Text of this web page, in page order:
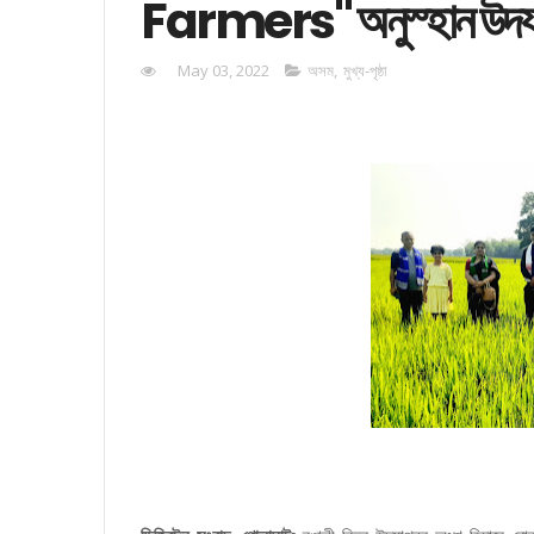
Farmers" অনুস্হান
May 03, 2022 অসম, মুখ্য-পৃষ্ঠা